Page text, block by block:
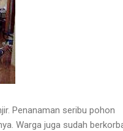
Penanaman seribu pohon
Warga juga sudah